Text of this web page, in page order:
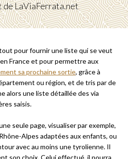
LaViaFerrata.net
pour fournir une liste qui se veut
France et pour permettre aux
sa prochaine sortie, grâce à
ou région, et de tris par de
alors une liste détaillée des via
saisis.
seule page, visualiser par exemple,
Alpes adaptées aux enfants, ou
avec au moins une tyrolienne. Il
son choix. Celui effectué, il pourra